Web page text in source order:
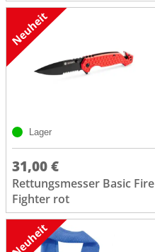
Lager
31,00 €
Rettungsmesser Basic Fire
Fighter rot